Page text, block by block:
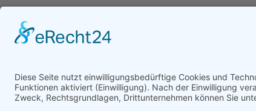
Gestern 358
Monat
2419
Insgesamt970597